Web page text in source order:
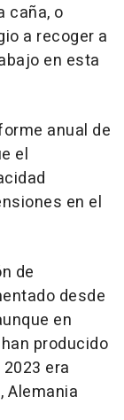
caña, o
a recoger a
en esta
anual de
el
en el
de
desde
en
producido
era
Alemania